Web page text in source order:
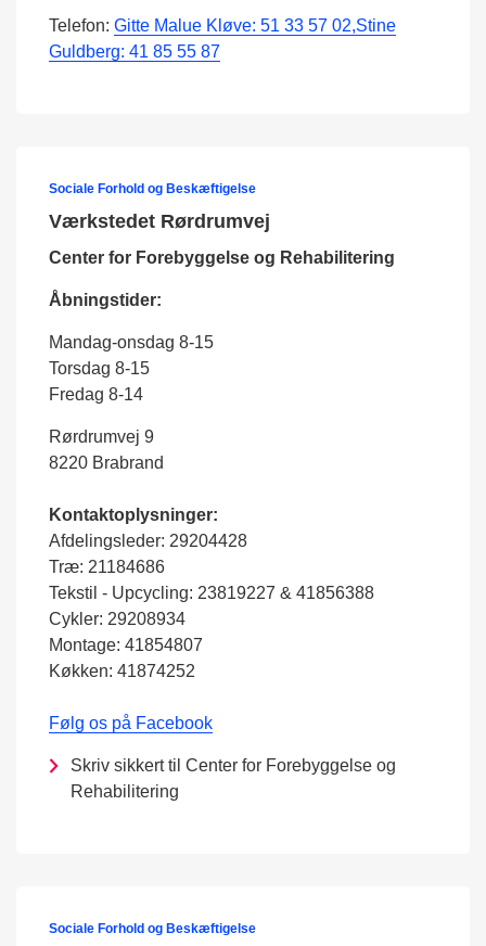
Telefon: Gitte Malue Kløve: 51 33 57 02,Stine
Guldberg: 41 85 55 87
Sociale Forhold og Beskæftigelse
Værkstedet Rørdrumvej
Center for Forebyggelse og Rehabilitering
Åbningstider:
Mandag-onsdag 8-15
Torsdag 8-15
Fredag 8-14
Rørdrumvej 9
8220 Brabrand
Kontaktoplysninger:
Afdelingsleder: 29204428
Træ: 21184686
Tekstil - Upcycling: 23819227 & 41856388
Cykler: 29208934
Montage: 41854807
Køkken: 41874252
Følg os på Facebook
Skriv sikkert til Center for Forebyggelse og
Rehabilitering
Sociale Forhold og Beskæftigelse